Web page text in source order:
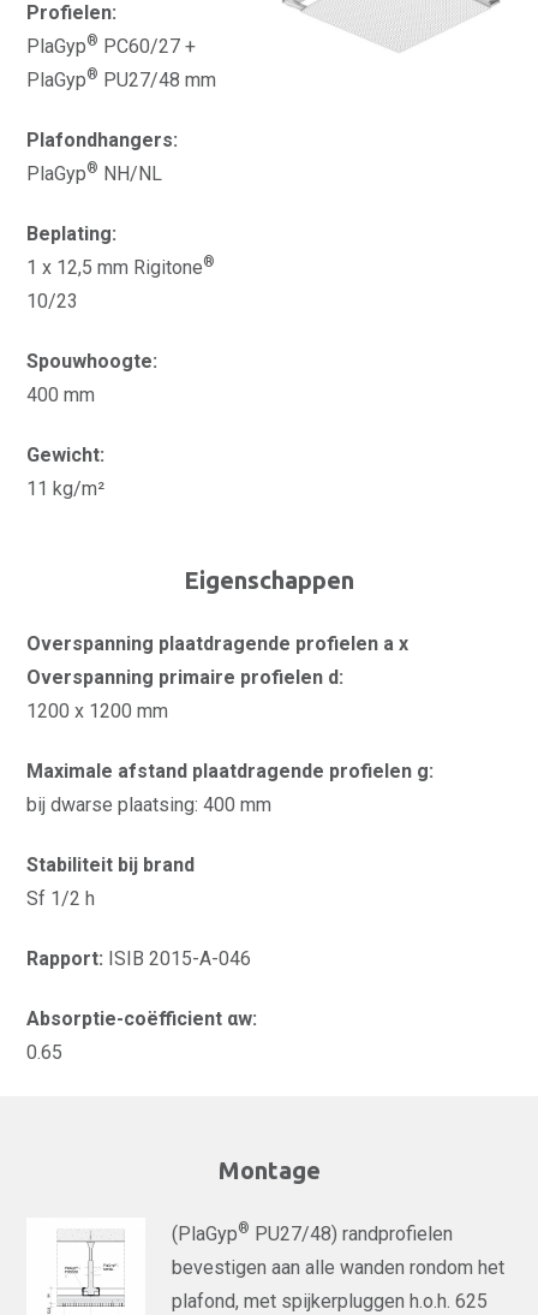
Profielen:
PlaGyp® PC60/27 +
PlaGyp® PU27/48 mm
Plafondhangers:
PlaGyp® NH/NL
Beplating:
1 x 12,5 mm Rigitone®
10/23
Spouwhoogte:
400 mm
Gewicht:
11 kg/m²
Eigenschappen
Overspanning plaatdragende profielen a x
Overspanning primaire profielen d:
1200 x 1200 mm
Maximale afstand plaatdragende profielen g:
bij dwarse plaatsing: 400 mm
Stabiliteit bij brand
Sf 1/2 h
Rapport: ISIB 2015-A-046
Absorptie-coëfficient αw:
0.65
Montage
(PlaGyp® PU27/48) randprofielen
bevestigen aan alle wanden rondom het
plafond, met spijkerpluggen h.o.h. 625